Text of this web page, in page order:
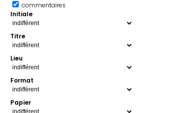
commentaires
Initiale
Titre
Lieu
Format
Papier